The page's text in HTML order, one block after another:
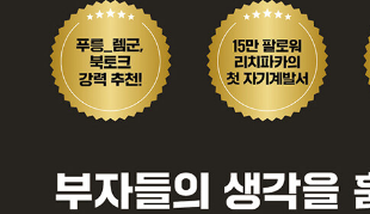
끝에 ‘리치파카’라는 크리에이터로 다시 태어
자기계발 브랜드 리치해빗을 운영하며 플래
중심의 제품을 기획·제작하고 있다. 또한
람들에게 ‘풍요는 습관에서 시작된다’는 메시
며 매일 새벽을 여는 실행가이다. 그는 여전히